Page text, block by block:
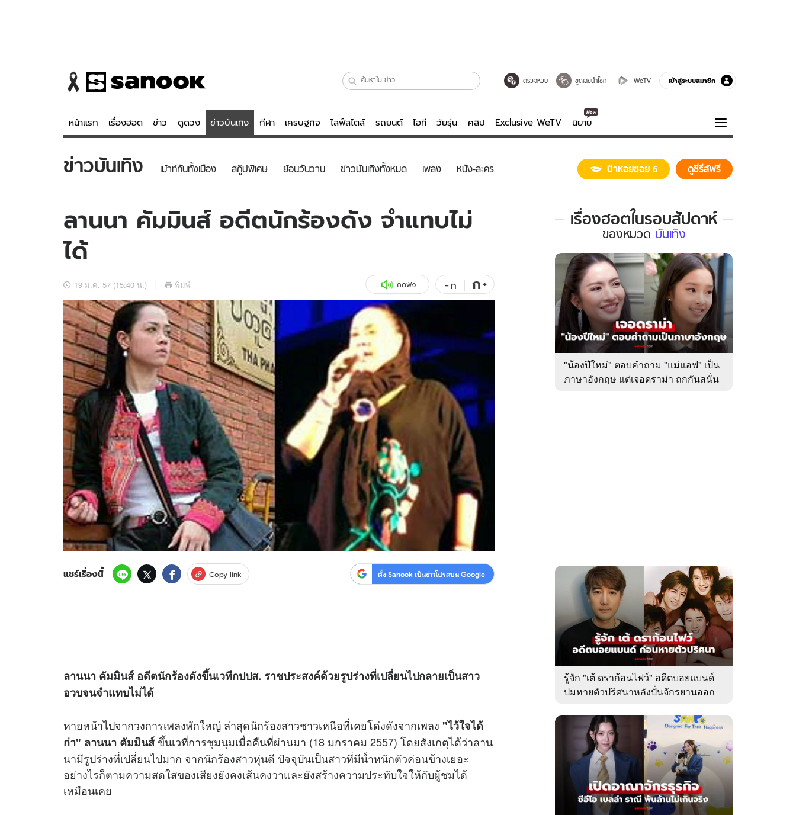
ตรวจหวย ขูดเลขนำโชค WeTV เข้าสู่ระบบสมาชิก
หน้าแรก เรื่องฮอต ข่าว ดูดวง ข่าวบันเทิง กีฬา เศรษฐกิจ ไลฟ์สไตล์ รถยนต์ ไอที วัยรุ่น คลิป Exclusive WeTV นิยาย
ข่าว
ข่าวบันเทิง
ข่าวกีฬา
อัปเดตจีน
เช็กข่าวชัวร์
ดูดวง - ตรวจหวย
สถิติหวยไทย
ไลฟ์สไตล์
วัยรุ่น
สุขภาพ
เที่ยว-กิน
Tasteful Thailand
Sanook Choice
บันเทิงครบรส
ดูทีวี
WeTV
นิยาย
ความรู้รอบตัว
ฮาวทู
ดาวน์โหลดสนุกแอปฟรี ติดตามสนุกโซเชียลได้ที่
สงวนลิขสิทธิ์ ©2569บริษัท อิมเมจ ฟิวเจอร์ (ประเทศไทย) จำกัด
ข่าวบันเทิง เม้าท์กันทั้งเมือง สกู๊ปพิเศษ ย้อนวันวาน ข่าวบันเทิงทั้งหมด เพลง หนัง-ละคร ป้าหอยซอย 6 ดูซีรีส์ฟรี
ลานนา คัมมินส์ อดีตนักร้องดัง จำแทบไม่
ได้
19 ม.ค. 57 (15:40 น.) พิมพ์ กดฟัง -ก ก+
แชร์เรื่องนี้ Copy link ตั้ง Sanook เป็นข่าวโปรดบน Google
ลานนา คัมมินส์ อดีตนักร้องดังขึ้นเวทีกปปส. ราชประสงค์ด้วยรูปร่างที่เปลี่ยนไปกลายเป็นสาว
อวบจนจำแทบไม่ได้
หายหน้าไปจากวงการเพลงพักใหญ่ ล่าสุดนักร้องสาวชาวเหนือที่เคยโด่งดังจากเพลง "ไว้ใจได้
ก่า" ลานนา คัมมินส์ขึ้นเวที่การชุมนุมเมื่อคืนที่ผ่านมา (18 มกราคม 2557) โดยสังเกตุได้ว่าลาน
นามีรูปร่างที่เปลี่ยนไปมาก จากนักร้องสาวหุ่นดี ปัจจุบันเป็นสาวที่มีน้ำหนักตัวค่อนข้างเยอะ
อย่างไรก็ตามความสดใสของเสียงยังคงเส้นคงวาและยังสร้างความประทับใจให้กับผู้ชมได้
เหมือนเคย
เรื่องฮอตในรอบสัปดาห์
เรื่อง
ใน
รอบ
สัปดาห์
ของ
หมวด
บันเทิง
ของหมวด บันเทิง
"น้องปีใหม่" ตอบคำถาม "แม่แอฟ" เป็น
ภาษาอังกฤษ แต่เจอดราม่า ถกกันสนั่น
รู้จัก "เต้ ดราก้อนไฟว์" อดีตบอยแบนด์
ปมหายตัวปริศนาหลังปั่นจักรยานออก